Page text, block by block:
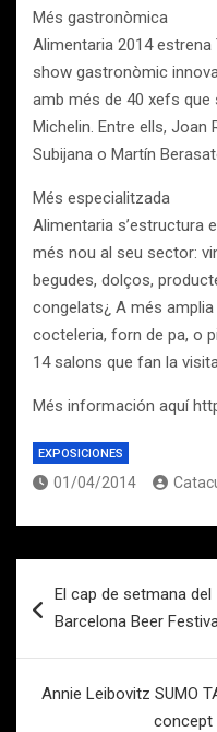
Més gastronòmica
Alimentaria 2014 estrena
show gastronòmic
amb més de 40 xefs que
Michelin. Entre ells, Joan
Subijana o Martín
Més especialitzada
Alimentaria s’estructura
més nou al seu sector:
begudes, dolços,
congelats¿ A més
cocteleria, forn de pa, o
14 salons que fan la
Més información aquí
EXPOSICIONES
01/04/2014
de
El cap de setmana del
Barcelona Beer
Annie Leibovitz SUMO
concept